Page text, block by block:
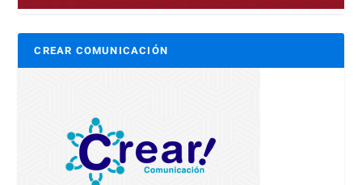
CREAR COMUNICACIÓN